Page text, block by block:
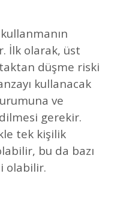
İlk olarak, üst
düşme riski
kullanacak
ve
gerekir.
tek kişilik
bu da bazı
olabilir.